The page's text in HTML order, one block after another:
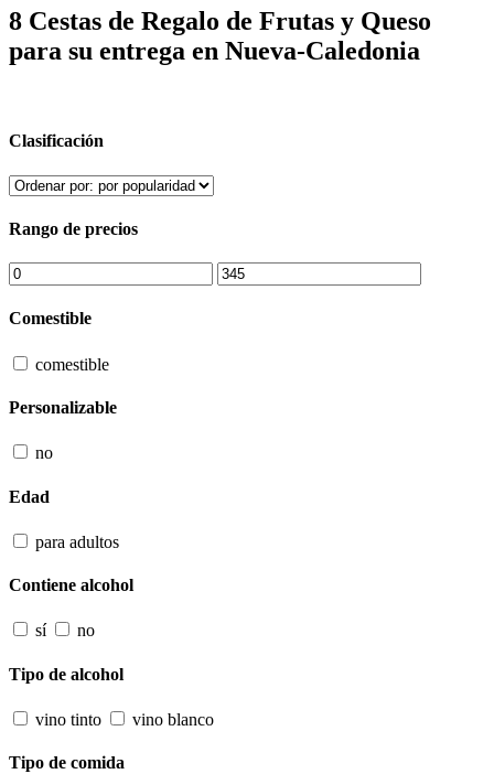
8 Cestas de Regalo de Frutas y Queso
para su entrega en Nueva-Caledonia
Clasificación
Rango de precios
Comestible
comestible
Personalizable
no
Edad
para adultos
Contiene alcohol
sí no
Tipo de alcohol
vino tinto vino blanco
Tipo de comida